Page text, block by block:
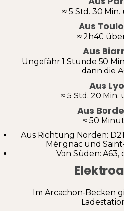
≈ 5 Std. 30 Min.
Aus
≈ 2h40
Aus
Ungefähr 1 Stunde 50
dann die
Aus
≈ 5 Std. 20 Min.
Aus
≈ 50
Aus Richtung Norden:
Mérignac und
Von Süden: A63,
Im Arcachon-Becken